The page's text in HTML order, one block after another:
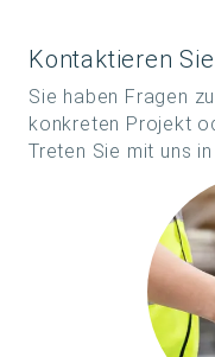
Kontaktieren
Sie haben Fragen
konkreten Projekt
Treten Sie mit uns in